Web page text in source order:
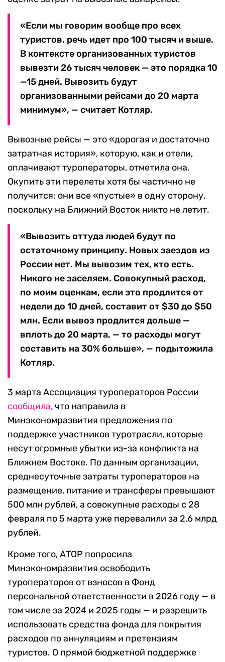
«Если мы говорим вообще про всех
туристов, речь идет про 100 тысяч и выше.
В контексте организованных туристов
вывезти 26 тысяч человек — это порядка 10
—15 дней. Вывозить будут
организованными рейсами до 20 марта
минимум», — считает Котляр.
Вывозные рейсы — это «дорогая и достаточно
затратная история», которую, как и отели,
оплачивают туроператоры, отметила она.
Окупить эти перелеты хотя бы частично не
получится: они все «пустые» в одну сторону,
поскольку на Ближний Восток никто не летит.
«Вывозить оттуда людей будут по
остаточному принципу. Новых заездов из
России нет. Мы вывозим тех, кто есть.
Никого не заселяем. Совокупный расход,
по моим оценкам, если это продлится от
недели до 10 дней, составит от $30 до $50
млн. Если вывоз продлится дольше —
вплоть до 20 марта, — то расходы могут
составить на 30% больше», — подытожила
Котляр.
3 марта Ассоциация туроператоров России
сообщила,что направила в
Минэкономразвития предложения по
поддержке участников туротрасли, которые
несут огромные убытки из-за конфликта на
Ближнем Востоке. По данным организации,
среднесуточные затраты туроператоров на
размещение, питание и трансферы превышают
500 млн рублей, а совокупные расходы с 28
февраля по 5 марта уже перевалили за 2,6 млрд
рублей.
Кроме того, АТОР попросила
Минэкономразвития освободить
туроператоров от взносов в Фонд
персональной ответственности в 2026 году — в
том числе за 2024 и 2025 годы — и разрешить
использовать средства фонда для покрытия
расходов по аннуляциям и претензиям
туристов. О прямой бюджетной поддержке